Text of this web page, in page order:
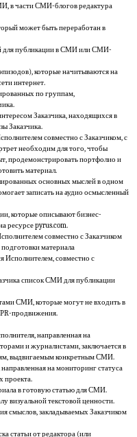
в части СМИ-блогов редактура
может быть переработан в
для публикации в СМИ или СМИ-
которые начитываются на
интернет.
по группам,
Заказчика, находящихся в
Заказчика.
совместно с Заказчиком, с
необходим для того, чтобы
продемонстрировать портфолио и
материал.
основных мыслей в одном
записать на аудио осмысленный
которые описывают бизнес-
ресурсе pyrus.com.
совместно с Заказчиком
материала
Исполнителем, совместно с
список СМИ для публикации
СМИ, которые могут не входить в
продвижения.
направленная на
и журналистами, заключается в
выдвигаемым конкретным СМИ.
на мониторинг статуса
проекта.
в готовую статью для СМИ.
визуальной текстовой ценности.
смыслов, закладываемых Заказчиком
статьи от редактора (или